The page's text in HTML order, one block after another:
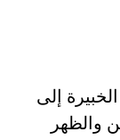
إلى
والظهر